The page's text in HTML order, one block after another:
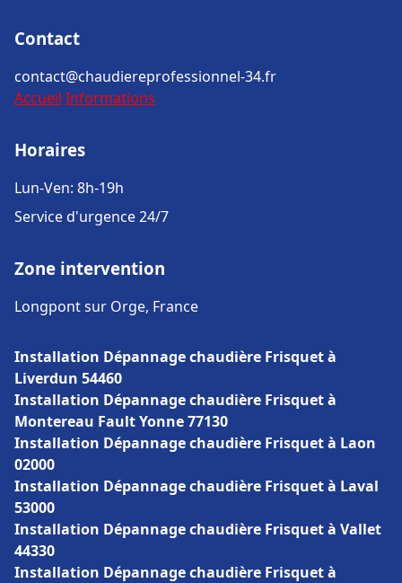
Contact
contact@chaudiereprofessionnel-34.fr
Accueil Informations
Horaires
Lun-Ven: 8h-19h
Service d'urgence 24/7
Zone intervention
Longpont sur Orge, France
Installation Dépannage chaudière Frisquet à
Liverdun 54460
Installation Dépannage chaudière Frisquet à
Montereau Fault Yonne 77130
Installation Dépannage chaudière Frisquet à Laon
02000
Installation Dépannage chaudière Frisquet à Laval
53000
Installation Dépannage chaudière Frisquet à Vallet
44330
Installation Dépannage chaudière Frisquet à